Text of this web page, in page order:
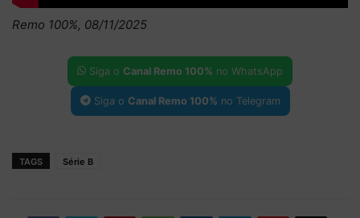
Remo 100%, 08/11/2025
Siga o Canal Remo 100% no WhatsApp
Siga o Canal Remo 100% no Telegram
TAGS Série B